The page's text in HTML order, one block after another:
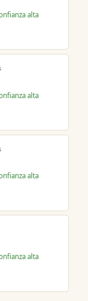
alta
alta
alta
alta